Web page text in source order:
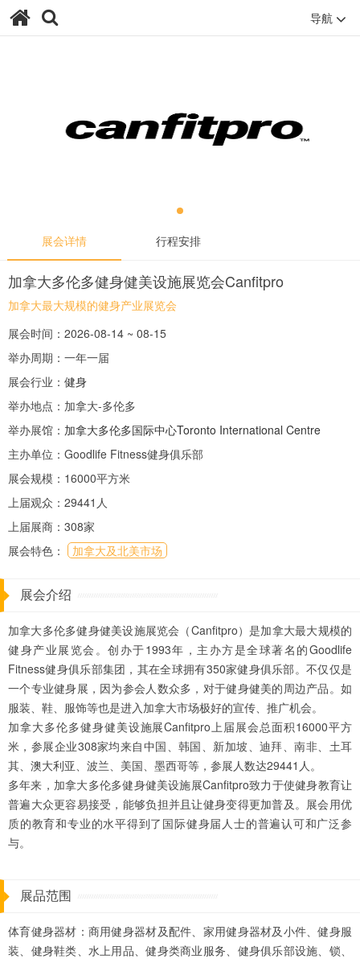
导航
展会详情 行程安排
加拿大多伦多健身健美设施展览会Canfitpro
加拿大最大规模的健身产业展览会
展会时间：2026-08-14 ~ 08-15
举办周期：一年一届
展会行业： 健身
举办地点：加拿大-多伦多
举办展馆： 加拿大多伦多国际中心Toronto International Centre
主办单位：Goodlife Fitness健身俱乐部
展会规模：16000平方米
上届观众：29441人
上届展商：308家
展会特色：
加拿大及北美市场
展会介绍
加拿大多伦多健身健美设施展览会（Canfitpro）是加拿大最大规模的
健身产业展览会。创办于1993年，主办方是全球著名的Goodlife
Fitness健身俱乐部集团，其在全球拥有350家健身俱乐部。不仅仅是
一个专业健身展，因为参会人数众多，对于健身健美的周边产品。如
服装、鞋、服饰等也是进入加拿大市场极好的宣传、推广机会。
加拿大多伦多健身健美设施展Canfitpro上届展会总面积16000平方
米，参展企业308家均来自中国、韩国、新加坡、迪拜、南非、土耳
其、澳大利亚、波兰、美国、墨西哥等，参展人数达29441人。
多年来，加拿大多伦多健身健美设施展Canfitpro致力于使健身教育让
普遍大众更容易接受，能够负担并且让健身变得更加普及。展会用优
质的教育和专业的水平得到了国际健身届人士的普遍认可和广泛参
与。
展品范围
体育健身器材：商用健身器材及配件、家用健身器材及小件、健身服
装、健身鞋类、水上用品、健身类商业服务、健身俱乐部设施、锁、